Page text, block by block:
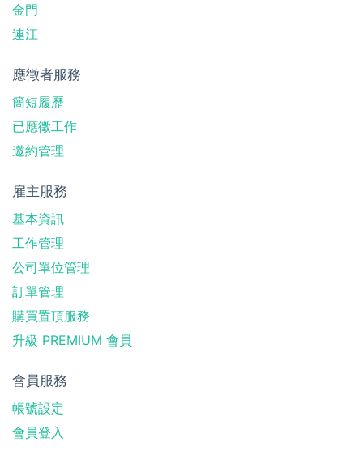
金門
連江
應徵者服務
簡短履歷
已應徵工作
邀約管理
雇主服務
基本資訊
工作管理
公司單位管理
訂單管理
購買置頂服務
升級 PREMIUM 會員
會員服務
帳號設定
會員登入